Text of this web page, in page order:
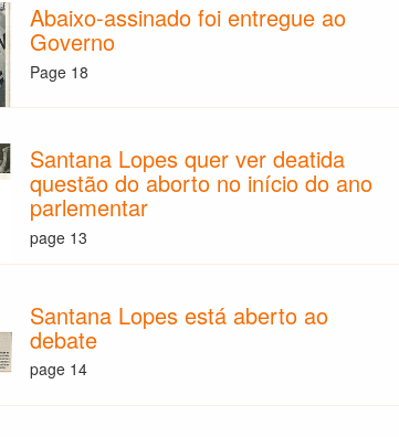
Abaixo-assinado foi entregue ao
Governo
Page 18
Santana Lopes quer ver deatida
questão do aborto no início do ano
parlementar
page 13
Santana Lopes está aberto ao
debate
page 14